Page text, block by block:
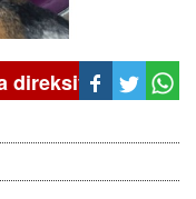
direksiyon